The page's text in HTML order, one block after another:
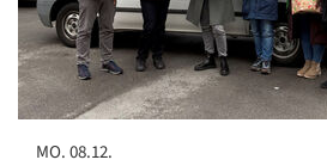
MO. 08.12.
Datenschutzerklärung